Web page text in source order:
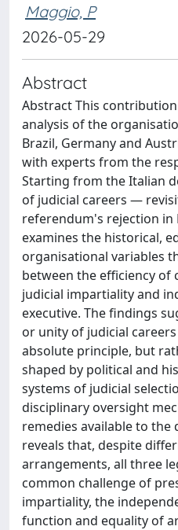
Maggio, P
2026-05-29
Abstract
Abstract This
analysis of the
Brazil, Germany and
with experts from the
Starting from the Italian
of judicial careers —
referendum's rejection
examines the historical,
organisational variables
between the efficiency of
judicial impartiality and
executive. The findings
or unity of judicial
absolute principle, but
shaped by political and
systems of judicial
disciplinary oversight
remedies available to the
reveals that, despite
arrangements, all three
common challenge of
impartiality, the
function and equality of